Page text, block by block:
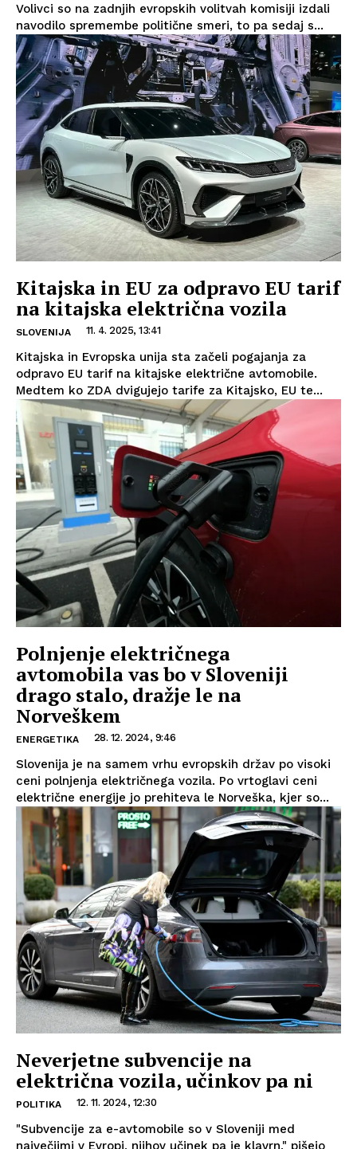
Volivci so na zadnjih evropskih volitvah komisiji izdali
navodilo spremembe politične smeri, to pa sedaj s...
Kitajska in EU za odpravo EU tarif
na kitajska električna vozila
SLOVENIJA 11. 4. 2025, 13:41
Kitajska in Evropska unija sta začeli pogajanja za
odpravo EU tarif na kitajske električne avtomobile.
Medtem ko ZDA dvigujejo tarife za Kitajsko, EU te...
Polnjenje električnega
avtomobila vas bo v Sloveniji
drago stalo, dražje le na
Norveškem
ENERGETIKA 28. 12. 2024, 9:46
Slovenija je na samem vrhu evropskih držav po visoki
ceni polnjenja električnega vozila. Po vrtoglavi ceni
električne energije jo prehiteva le Norveška, kjer so...
Neverjetne subvencije na
električna vozila, učinkov pa ni
POLITIKA 12. 11. 2024, 12:30
"Subvencije za e-avtomobile so v Sloveniji med